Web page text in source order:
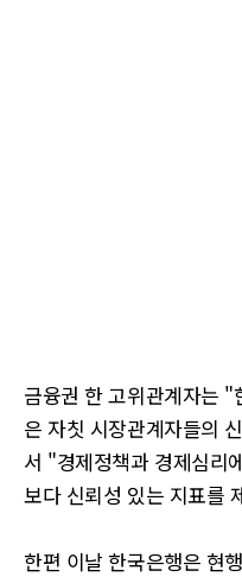
금융권 한 고위관계자는
은 자칫 시장관계자들의
서 "경제정책과 경제심리
보다 신뢰성 있는 지표를
한편 이날 한국은행은 현